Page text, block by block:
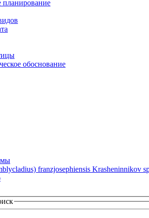
планирование
обоснование
franzjosephiensis Krasheninnikov